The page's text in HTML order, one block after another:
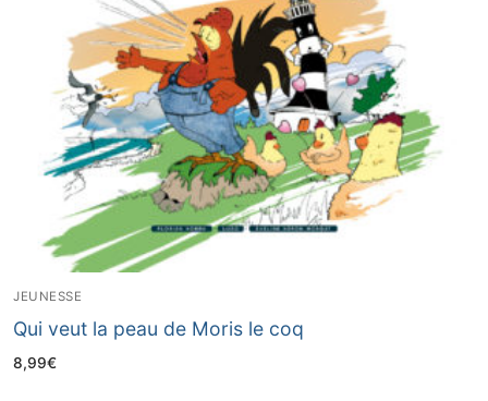
JEUNESSE
Qui veut la peau de Moris le coq
8,99€